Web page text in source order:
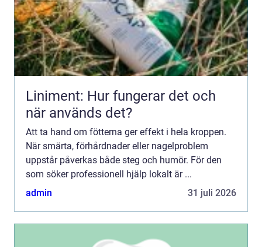
Liniment: Hur fungerar det och
när används det?
Att ta hand om fötterna ger effekt i hela kroppen.
När smärta, förhårdnader eller nagelproblem
uppstår påverkas både steg och humör. För den
som söker professionell hjälp lokalt är ...
admin
31 juli 2026